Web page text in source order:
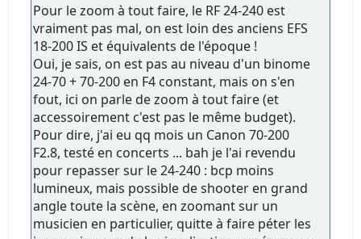
Pour le zoom à tout faire, le RF 24-240 est
vraiment pas mal, on est loin des anciens EFS
18-200 IS et équivalents de l'époque !
Oui, je sais, on est pas au niveau d'un binome
24-70 + 70-200 en F4 constant, mais on s'en
fout, ici on parle de zoom à tout faire (et
accessoirement c'est pas le même budget).
Pour dire, j'ai eu qq mois un Canon 70-200
F2.8, testé en concerts ... bah je l'ai revendu
pour repasser sur le 24-240 : bcp moins
lumineux, mais possible de shooter en grand
angle toute la scène, en zoomant sur un
musicien en particulier, quitte à faire péter les